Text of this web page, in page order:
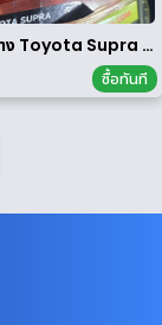
รถเหล็กล้อยาง Toyota Supra 1/64
ซื้อทันที